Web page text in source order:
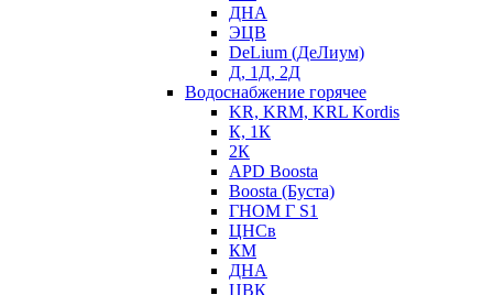
ДНА
ЭЦВ
DeLium (ДеЛиум)
Д, 1Д, 2Д
Водоснабжение горячее
KR, KRM, KRL Kordis
К, 1К
2К
APD Boosta
Boosta (Буста)
ГНОМ Г S1
ЦНСв
КМ
ДНА
ЦВК